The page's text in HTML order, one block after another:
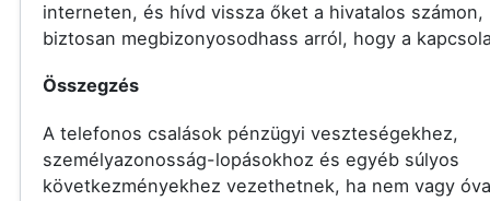
interneten, és hívd vissza őket a hivatalos számon,
biztosan megbizonyosodhass arról, hogy a
Összegzés
A telefonos csalások pénzügyi veszteségekhez,
személyazonosság-lopásokhoz és egyéb súlyos
következményekhez vezethetnek, ha nem vagy